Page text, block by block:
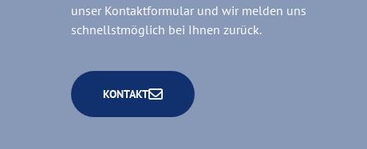
unser Kontaktformular und wir melden uns
schnellstmöglich bei Ihnen zurück.
KONTAKT